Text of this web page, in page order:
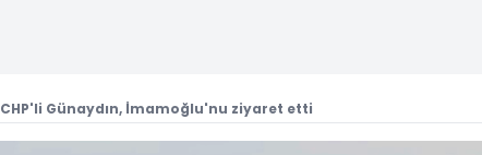
CHP'li Günaydın, İmamoğlu'nu ziyaret etti